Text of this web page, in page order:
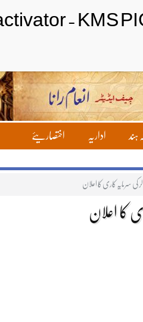
Saturday، 8 August 2026ء
ہند اداریہ اختصاریئے